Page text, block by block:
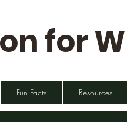
for
Fun Facts Resources